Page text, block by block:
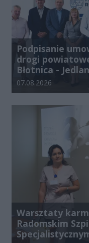
Podpisanie
drogi
Błotnica -
Data dodania galerii:
07.08.2026
Warsztaty
Radomskim